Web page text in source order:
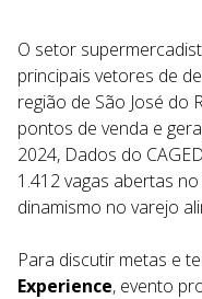
O setor
principais vetores de
região de São José do
pontos de venda e
2024, Dados do
1.412 vagas abertas
dinamismo no varejo
Para discutir metas e
Experience, evento